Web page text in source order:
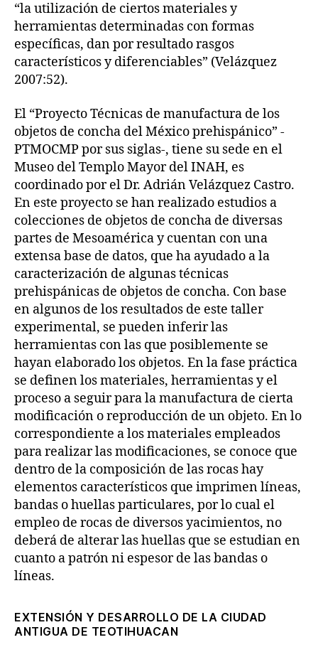
“la utilización de ciertos materiales y
herramientas determinadas con formas
específicas, dan por resultado rasgos
característicos y diferenciables” (Velázquez
2007:52).
El “Proyecto Técnicas de manufactura de los
objetos de concha del México prehispánico” -
PTMOCMP por sus siglas-, tiene su sede en el
Museo del Templo Mayor del INAH, es
coordinado por el Dr. Adrián Velázquez Castro.
En este proyecto se han realizado estudios a
colecciones de objetos de concha de diversas
partes de Mesoamérica y cuentan con una
extensa base de datos, que ha ayudado a la
caracterización de algunas técnicas
prehispánicas de objetos de concha. Con base
en algunos de los resultados de este taller
experimental, se pueden inferir las
herramientas con las que posiblemente se
hayan elaborado los objetos. En la fase práctica
se definen los materiales, herramientas y el
proceso a seguir para la manufactura de cierta
modificación o reproducción de un objeto. En lo
correspondiente a los materiales empleados
para realizar las modificaciones, se conoce que
dentro de la composición de las rocas hay
elementos característicos que imprimen líneas,
bandas o huellas particulares, por lo cual el
empleo de rocas de diversos yacimientos, no
deberá de alterar las huellas que se estudian en
cuanto a patrón ni espesor de las bandas o
líneas.
EXTENSIÓN Y DESARROLLO DE LA CIUDAD
ANTIGUA DE TEOTIHUACAN